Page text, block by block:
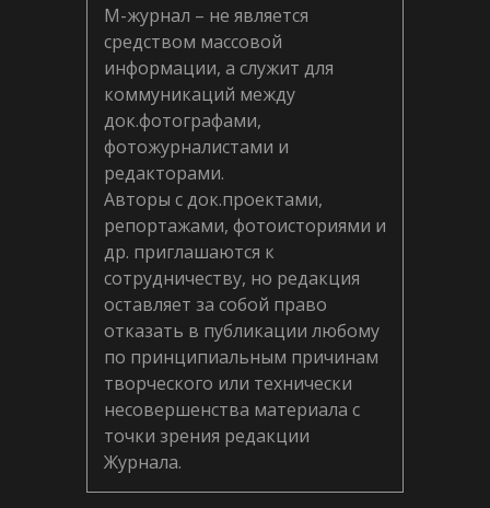
М-журнал – не является
средством массовой
информации, а служит для
коммуникаций между
док.фотографами,
фотожурналистами и
редакторами.
Авторы с док.проектами,
репортажами, фотоисториями и
др. приглашаются к
сотрудничеству, но редакция
оставляет за собой право
отказать в публикации любому
по принципиальным причинам
творческого или технически
несовершенства материала с
точки зрения редакции
Журнала.